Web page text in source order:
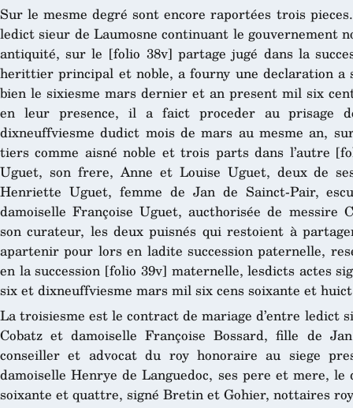
Sur le mesme degré sont encore raportées trois
ledict sieur de Laumosne continuant le gouvernement
antiquité, sur le [folio 38v] partage jugé dans la
herittier principal et noble, a fourny une declaration a
bien le sixiesme mars dernier et an present mil six
en leur presence, il a faict proceder au prisage
dixneuffviesme dudict mois de mars au mesme an,
tiers comme aisné noble et trois parts dans l’autre
Uguet, son frere, Anne et Louise Uguet, deux de
Henriette Uguet, femme de Jan de Sainct-Pair,
damoiselle Françoise Uguet, aucthorisée de messire
son curateur, les deux puisnés qui restoient à
apartenir pour lors en ladite succession paternelle,
en la succession [folio 39v] maternelle, lesdicts actes
six et dixneuffviesme mars mil six cens soixante et
La troisiesme est le contract de mariage d’entre ledict
Cobatz et damoiselle Françoise Bossard, fille de
conseiller et advocat du roy honoraire au siege
damoiselle Henrye de Languedoc, ses pere et mere,
soixante et quattre, signé Bretin et Gohier, nottaires